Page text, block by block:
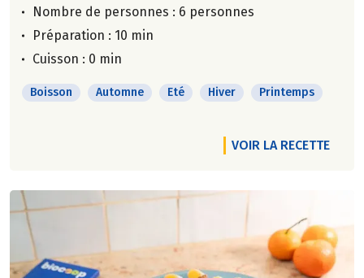
Nombre de personnes : 6 personnes
Préparation : 10 min
Cuisson : 0 min
Boisson Automne Eté Hiver Printemps
VOIR LA RECETTE